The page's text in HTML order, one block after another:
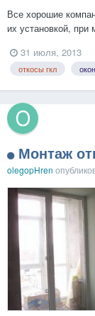
Все хорошие
их установкой,
проем, были
чтобы вам
31 июля, 2013
откосы гкл
Монтаж
olegopHren